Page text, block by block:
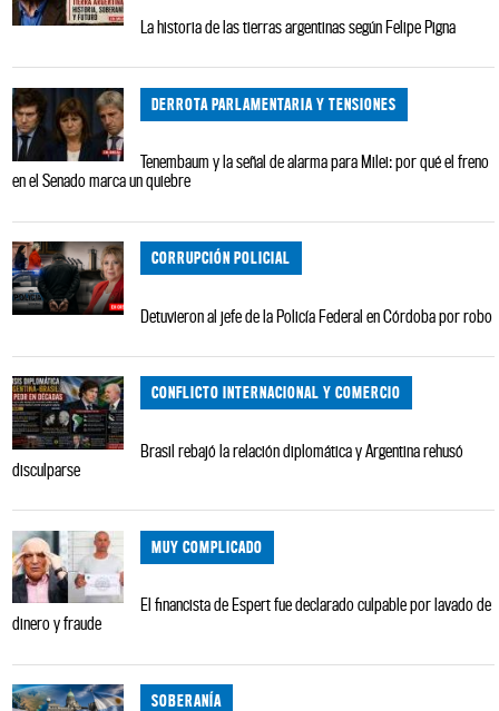
La historia de las tierras argentinas según Felipe Pigna
DERROTA PARLAMENTARIA Y TENSIONES
Tenembaum y la señal de alarma para Milei: por qué el freno
en el Senado marca un quiebre
CORRUPCIÓN POLICIAL
Detuvieron al jefe de la Policía Federal en Córdoba por robo
CONFLICTO INTERNACIONAL Y COMERCIO
Brasil rebajó la relación diplomática y Argentina rehusó
disculparse
MUY COMPLICADO
El financista de Espert fue declarado culpable por lavado de
dinero y fraude
SOBERANÍA